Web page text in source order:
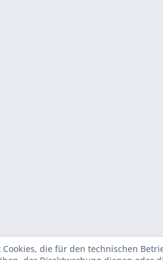
Cookies, die für den technischen